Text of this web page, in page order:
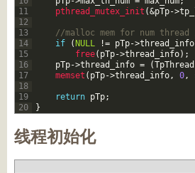
11
12
13
14
15
16
17
18
19
20
pthread_mutex_init (&pTp->
//malloc mem for num
if
( NULL != pTp->thread_info
free( pTp->thread_info) ;
pTp->thread_info = (
memset ( pTp->thread_info, 0,
return pTp;
}
线程初始化